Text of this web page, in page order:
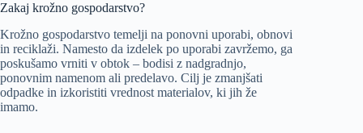
Zakaj krožno gospodarstvo?
Krožno gospodarstvo temelji na ponovni uporabi, obnovi
in reciklaži. Namesto da izdelek po uporabi zavržemo, ga
poskušamo vrniti v obtok – bodisi z nadgradnjo,
ponovnim namenom ali predelavo. Cilj je zmanjšati
odpadke in izkoristiti vrednost materialov, ki jih že
imamo.